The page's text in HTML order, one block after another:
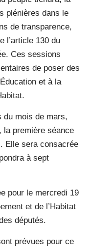
plénières dans le
de transparence,
l’article 130 du
Ces sessions
de poser des
et à la
du mois de mars,
la première séance
Elle sera consacrée
à sept
pour le mercredi 19
et de l’Habitat
députés.
prévues pour ce